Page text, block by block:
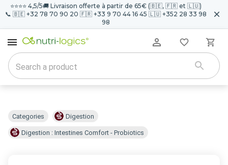
⭐️⭐️⭐️⭐️ 4,5/5🚚 Livraison offerte à partir de 65€ (🇧🇪, 🇫🇷 et 🇱🇺)
📞 🇧🇪 +32 78 70 90 20 🇫🇷 +33 9 70 44 16 45 🇱🇺 +352 28 33 98
98
Categories Digestion
Digestion : Intestines Comfort - Probiotics